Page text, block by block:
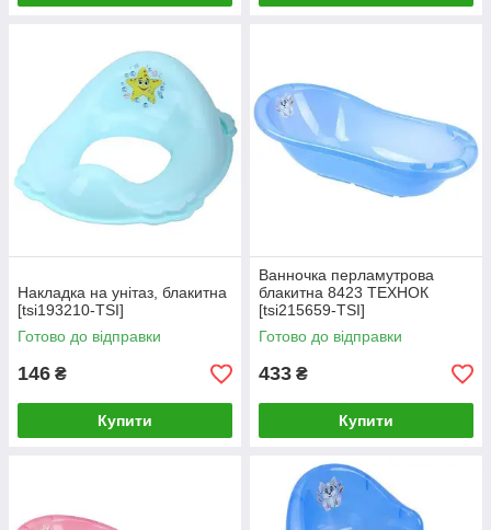
Накладка на унітаз, блакитна
[tsi193210-TSI]
Готово до відправки
146 ₴
Купити
Ванночка перламутрова
блакитна 8423 ТЕХНОК
[tsi215659-TSI]
Готово до відправки
433 ₴
Купити